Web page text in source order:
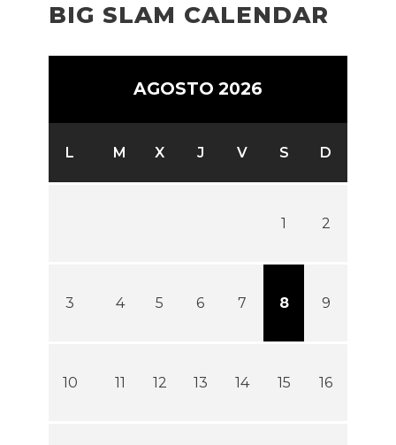
BIG SLAM CALENDAR
AGOSTO 2026
L M X J V S D
1 2
3 4 5 6 7 8 9
10 11 12 13 14 15 16